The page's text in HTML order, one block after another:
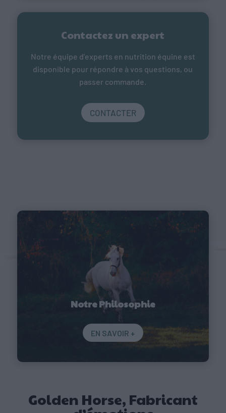
Contactez un expert
Notre équipe d’experts en nutrition équine est
disponible pour répondre à vos questions, ou
passer commande.
CONTACTER
Notre Philosophie
EN SAVOIR +
Golden Horse, Fabricant